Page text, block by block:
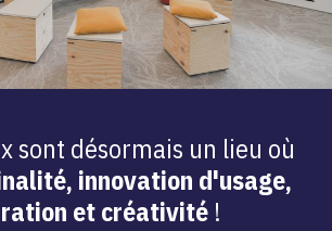
sont désormais un lieu où
innovation d'usage,
et créativité !